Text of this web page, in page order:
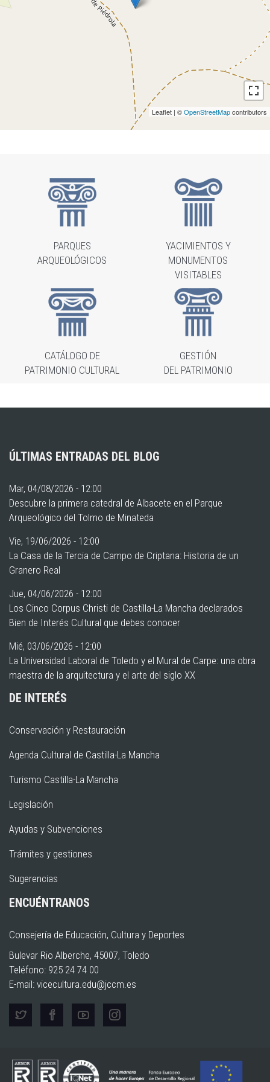
Leaflet | ©OpenStreetMapcontributors
PARQUES
ARQUEOLÓGICOS
YACIMIENTOS Y
MONUMENTOS
VISITABLES
CATÁLOGO DE
PATRIMONIO CULTURAL
GESTIÓN
DEL PATRIMONIO
ÚLTIMAS ENTRADAS DEL BLOG
Mar, 04/08/2026 - 12:00
Descubre la primera catedral de Albacete en el Parque
Arqueológico del Tolmo de Minateda
Vie, 19/06/2026 - 12:00
La Casa de la Tercia de Campo de Criptana: Historia de un
Granero Real
Jue, 04/06/2026 - 12:00
Los Cinco Corpus Christi de Castilla-La Mancha declarados
Bien de Interés Cultural que debes conocer
Mié, 03/06/2026 - 12:00
La Universidad Laboral de Toledo y el Mural de Carpe: una obra
maestra de la arquitectura y el arte del siglo XX
DE INTERÉS
Conservación y Restauración
Agenda Cultural de Castilla-La Mancha
Turismo Castilla-La Mancha
Legislación
Ayudas y Subvenciones
Trámites y gestiones
Sugerencias
ENCUÉNTRANOS
Consejería de Educación, Cultura y Deportes
Bulevar Rio Alberche, 45007, Toledo
Teléfono: 925 24 74 00
E-mail: vicecultura.edu@jccm.es